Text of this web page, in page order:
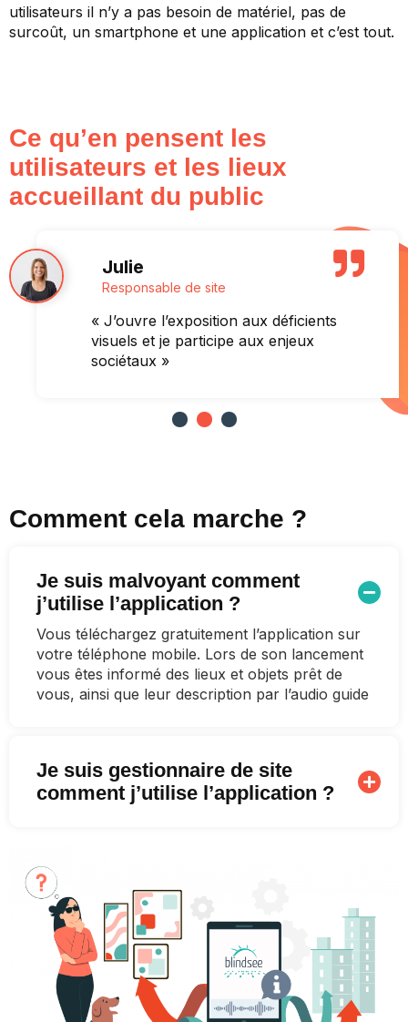
utilisateurs il n’y a pas besoin de matériel, pas de
surcoût, un smartphone et une application et c’est tout.
Ce qu’en pensent les
utilisateurs et les lieux
accueillant du public
Julie
Responsable de site
« J’ouvre l’exposition aux déficients
visuels et je participe aux enjeux
sociétaux »
Comment cela marche ?
Je suis malvoyant comment
j’utilise l’application ?
Vous téléchargez gratuitement l’application sur
votre téléphone mobile. Lors de son lancement
vous êtes informé des lieux et objets prêt de
vous, ainsi que leur description par l’audio guide
Je suis gestionnaire de site
comment j’utilise l’application ?